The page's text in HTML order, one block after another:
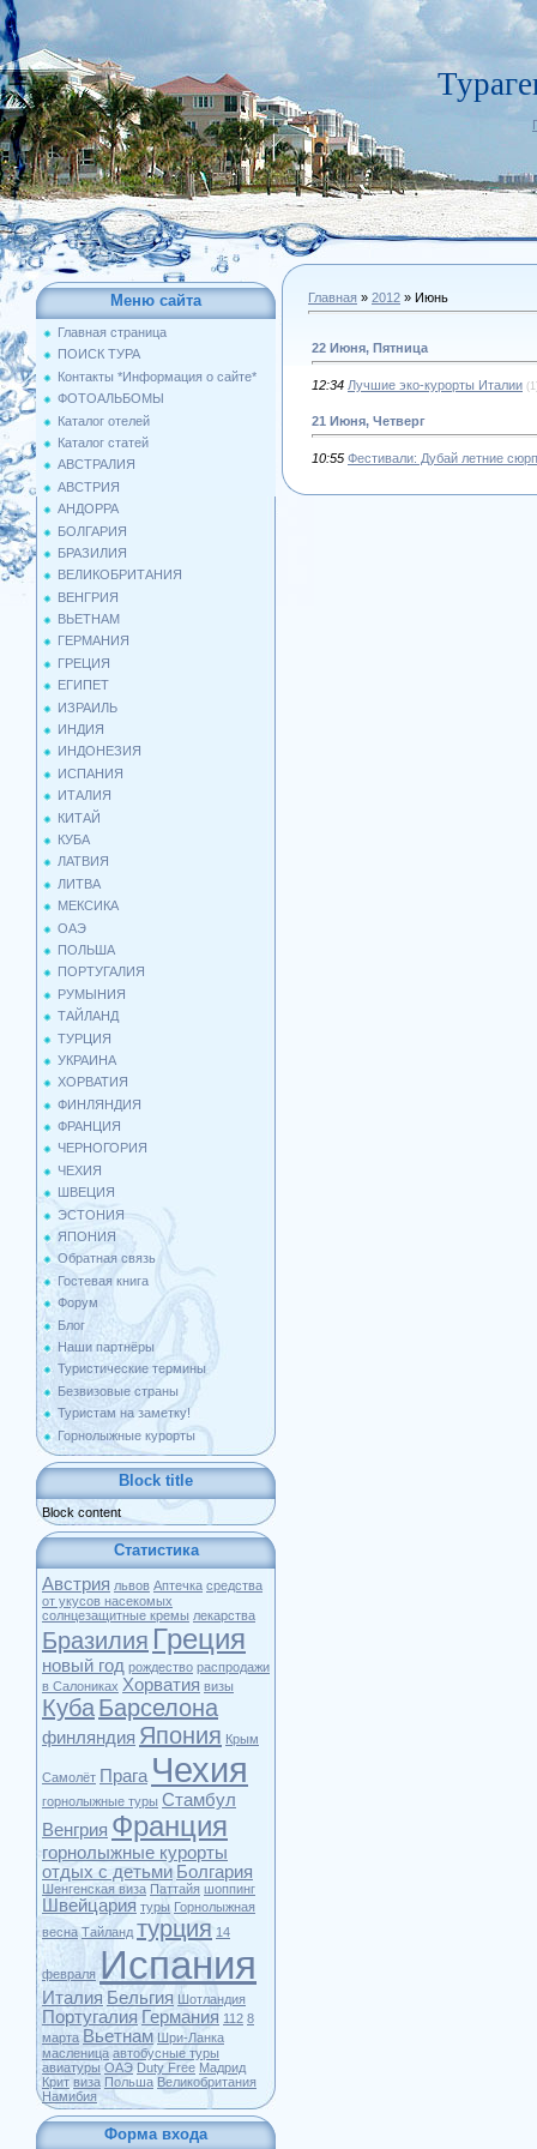
Меню сайта
Главная страница
ПОИСК ТУРА
Контакты *Информация о сайте*
ФОТОАЛЬБОМЫ
Каталог отелей
Каталог статей
АВСТРАЛИЯ
АВСТРИЯ
АНДОРРА
БОЛГАРИЯ
БРАЗИЛИЯ
ВЕЛИКОБРИТАНИЯ
ВЕНГРИЯ
ВЬЕТНАМ
ГЕРМАНИЯ
ГРЕЦИЯ
ЕГИПЕТ
ИЗРАИЛЬ
ИНДИЯ
ИНДОНЕЗИЯ
ИСПАНИЯ
ИТАЛИЯ
КИТАЙ
КУБА
ЛАТВИЯ
ЛИТВА
МЕКСИКА
ОАЭ
ПОЛЬША
ПОРТУГАЛИЯ
РУМЫНИЯ
ТАЙЛАНД
ТУРЦИЯ
УКРАИНА
ХОРВАТИЯ
ФИНЛЯНДИЯ
ФРАНЦИЯ
ЧЕРНОГОРИЯ
ЧЕХИЯ
ШВЕЦИЯ
ЭСТОНИЯ
ЯПОНИЯ
Обратная связь
Гостевая книга
Форум
Блог
Наши партнёры
Туристические термины
Безвизовые страны
Туристам на заметку!
Горнолыжные курорты
Block title
Block content
Статистика
Австрия львов Аптечка средства
от укусов насекомых
солнцезащитные кремы лекарства
Бразилия Греция
новый год рождество распродажи
в Салониках Хорватия визы
КубаБарселона
финляндия Япония Крым
Самолёт Прага Чехия
горнолыжные туры Стамбул
Венгрия Франция
горнолыжные курорты
отдых с детьми Болгария
Шенгенская виза Паттайя шоппинг
Швейцария туры Горнолыжная
весна Тайланд турция 14
февраля Испания
Италия Бельгия Шотландия
Португалия Германия 112 8
марта Вьетнам Шри-Ланка
масленица автобусные туры
авиатуры ОАЭ Duty Free Мадрид
Крит виза Польша Великобритания
Намибия
Форма входа
Главная » 2012 » Июнь
22 Июня, Пятница
12:34 Лучшие эко-курорты Италии
21 Июня, Четверг
10:55 Фестивали: Дубай летние